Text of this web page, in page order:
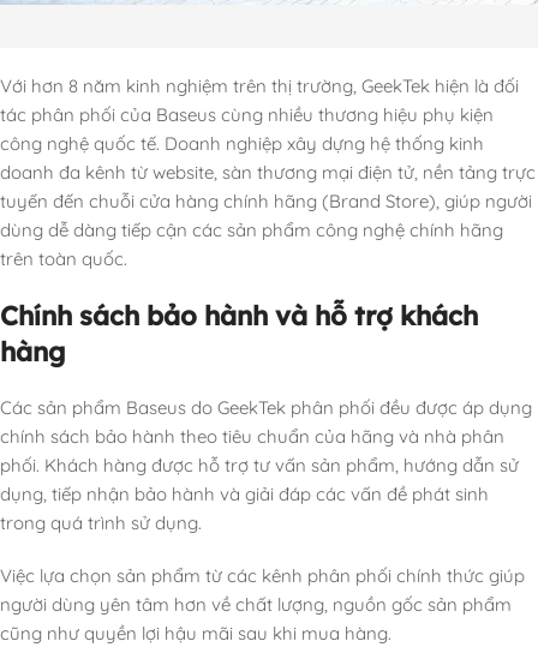
Với hơn 8 năm kinh nghiệm trên thị trường, GeekTek hiện là đối
tác phân phối của Baseus cùng nhiều thương hiệu phụ kiện
công nghệ quốc tế. Doanh nghiệp xây dựng hệ thống kinh
doanh đa kênh từ website, sàn thương mại điện tử, nền tảng trực
tuyến đến chuỗi cửa hàng chính hãng (Brand Store), giúp người
dùng dễ dàng tiếp cận các sản phẩm công nghệ chính hãng
trên toàn quốc.
Chính sách bảo hành và hỗ trợ khách
hàng
Các sản phẩm Baseus do GeekTek phân phối đều được áp dụng
chính sách bảo hành theo tiêu chuẩn của hãng và nhà phân
phối. Khách hàng được hỗ trợ tư vấn sản phẩm, hướng dẫn sử
dụng, tiếp nhận bảo hành và giải đáp các vấn đề phát sinh
trong quá trình sử dụng.
Việc lựa chọn sản phẩm từ các kênh phân phối chính thức giúp
người dùng yên tâm hơn về chất lượng, nguồn gốc sản phẩm
cũng như quyền lợi hậu mãi sau khi mua hàng.